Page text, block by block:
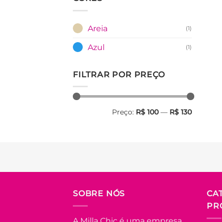
Areia (1)
Azul (1)
FILTRAR POR PREÇO
Preço: R$ 100— R$ 130
SOBRE NÓS